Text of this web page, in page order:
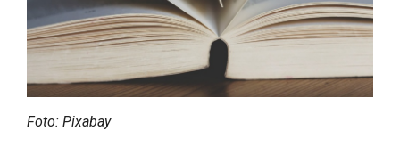
Foto: Pixabay